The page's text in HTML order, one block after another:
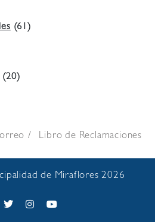
(61)
(20)
Libro de Reclamaciones
de Miraflores 2026